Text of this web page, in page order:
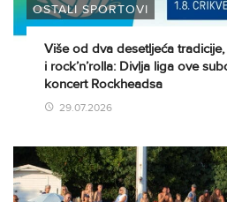
OSTALI SPORTOVI
Više od dva desetljeća
i rock’n’rolla: Divlja liga ove
koncert Rockheadsa
29.07.2026